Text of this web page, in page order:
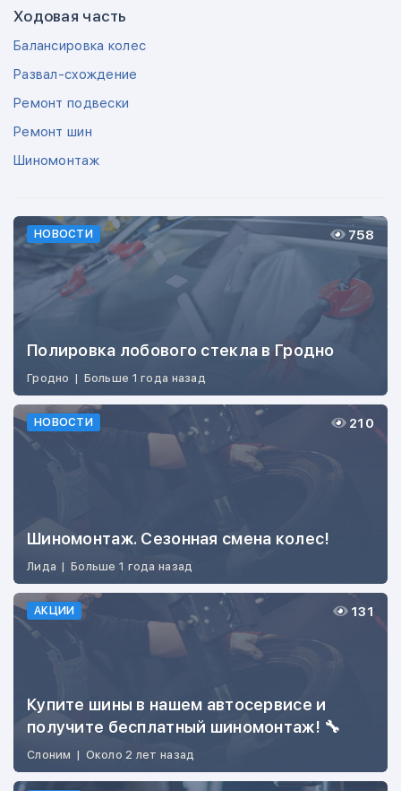
Ходовая часть
Балансировка колес
Развал-схождение
Ремонт подвески
Ремонт шин
Шиномонтаж
НОВОСТИ
Полировка лобового стекла в Гродно
Гродно | Больше 1 года назад
758
НОВОСТИ
Шиномонтаж. Сезонная смена колес!
Лида | Больше 1 года назад
210
АКЦИИ
Купите шины в нашем автосервисе и
получите бесплатный шиномонтаж! 🔧
Слоним | Около 2 лет назад
131